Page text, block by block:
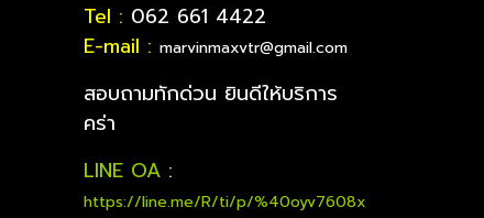
Tel : 062 661 4422
E-mail : marvinmaxvtr@gmail.com
สอบถามทักด่วน ยินดีให้บริการ
คร่า
LINE OA:
https://line.me/R/ti/p/%40oyv7608x